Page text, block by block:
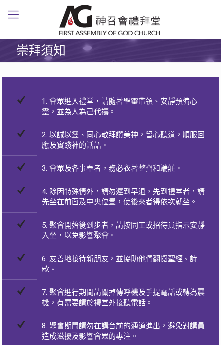
崇拜須知
1. 會眾進入禮堂，請隨著聖靈帶領、安靜預備心
靈，並為人為己代禱。
2. 以誠以靈、同心敬拜讚美神，留心聽道，順服回
應及實踐神的話語。
3. 會眾及各事奉者，務必衣著整齊和端莊。
4. 除因特殊情外，請勿遲到早退，先到禮堂者，請
先坐在前面及中央位置，使後來者得依次就坐。
5. 聚會開始後到步者，請按同工或招待員指示安靜
入坐，以免影響聚會。
6. 友善地接待新朋友，並協助他們翻閱聖經、詩
歌。
7. 聚會進行期間請關掉傳呼機及手提電話或轉為震
機，有需要請於禮堂外接聽電話。
8. 聚會期間請勿在講台前的通道進出，避免對講員
造成滋擾及影響會眾的專注。